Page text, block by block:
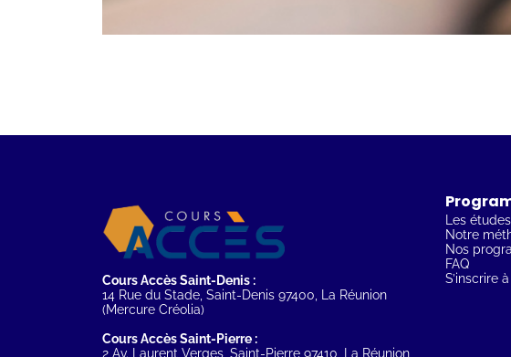
Cours Accès Saint-Denis :
14 Rue du Stade, Saint-Denis 97400, La Réunion
(Mercure Créolia)
Cours Accès Saint-Pierre :
2 Av. Laurent Verges, Saint-Pierre 97410, La Réunion
Les
Notre
Nos
FAQ
S’inscrire